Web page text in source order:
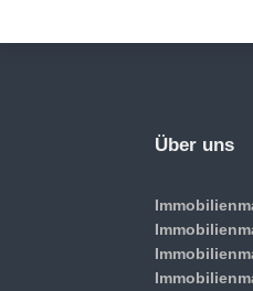
Über uns